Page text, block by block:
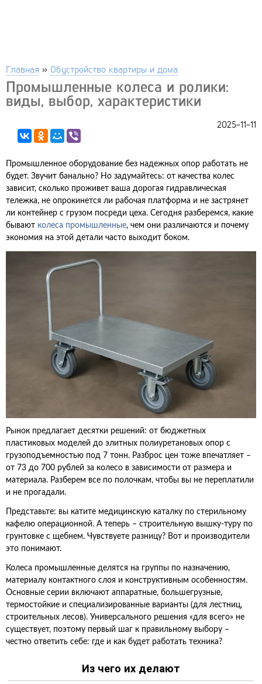
Главная » Обустройство квартиры и дома
Промышленные колеса и ролики:
виды, выбор, характеристики
2025-11-11
Промышленное оборудование без надежных опор работать не
будет. Звучит банально? Но задумайтесь: от качества колес
зависит, сколько проживет ваша дорогая гидравлическая
тележка, не опрокинется ли рабочая платформа и не застрянет
ли контейнер с грузом посреди цеха. Сегодня разберемся, какие
бывают колеса промышленные, чем они различаются и почему
экономия на этой детали часто выходит боком.
Рынок предлагает десятки решений: от бюджетных
пластиковых моделей до элитных полиуретановых опор с
грузоподъемностью под 7 тонн. Разброс цен тоже впечатляет –
от 73 до 700 рублей за колесо в зависимости от размера и
материала. Разберем все по полочкам, чтобы вы не переплатили
и не прогадали.
Представьте: вы катите медицинскую каталку по стерильному
кафелю операционной. А теперь – строительную вышку-туру по
грунтовке с щебнем. Чувствуете разницу? Вот и производители
это понимают.
Колеса промышленные делятся на группы по назначению,
материалу контактного слоя и конструктивным особенностям.
Основные серии включают аппаратные, большегрузные,
термостойкие и специализированные варианты (для лестниц,
строительных лесов). Универсального решения «для всего» не
существует, поэтому первый шаг к правильному выбору –
честно ответить себе: где и как будет работать техника?
Из чего их делают